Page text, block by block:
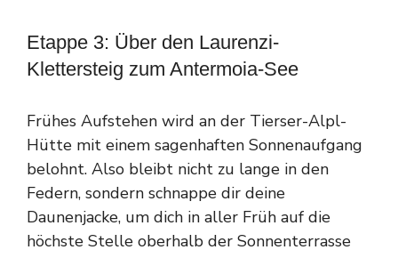
Etappe 3: Über den Laurenzi-
Klettersteig zum Antermoia-See
Frühes Aufstehen wird an der Tierser-Alpl-
Hütte mit einem sagenhaften Sonnenaufgang
belohnt. Also bleibt nicht zu lange in den
Federn, sondern schnappe dir deine
Daunenjacke, um dich in aller Früh auf die
höchste Stelle oberhalb der Sonnenterrasse